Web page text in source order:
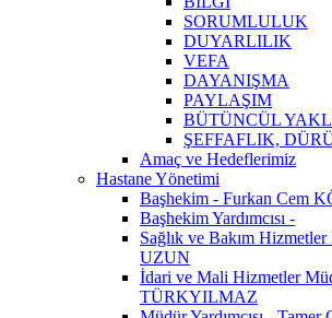
SORUMLULUK
DUYARLILIK
VEFA
DAYANIŞMA
PAYLAŞIM
BÜTÜNCÜL
ŞEFFAFLIK,
Amaç ve Hedeflerimiz
Hastane Yönetimi
Başhekim - Furkan Cem
Başhekim Yardımcısı -
Sağlık ve Bakım
UZUN
İdari ve Mali Hizmetler
TÜRKYILMAZ